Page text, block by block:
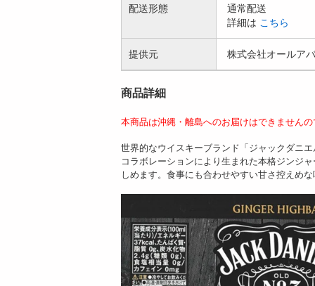
配送形態
通常配送
詳細は こちら
提供元 株式会社オールア
商品詳細
本商品は沖縄・離島へのお届けはできません
世界的なウイスキーブランド「ジャックダニ
コラボレーションにより生まれた本格ジンジ
しめます。食事にも合わせやすい甘さ控えめ